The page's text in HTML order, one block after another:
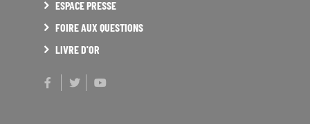
ESPACE PRESSE
FOIRE AUX QUESTIONS
LIVRE D'OR
FacebookTwitter